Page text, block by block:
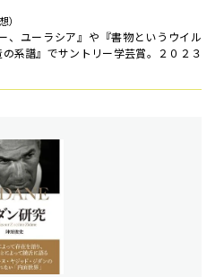
、ユーラシア』や『書物というウイル
の系譜』でサントリー学芸賞。２０２３